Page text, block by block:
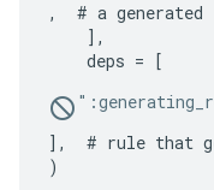
,  # a
    ],
    deps = [
],  # rule that